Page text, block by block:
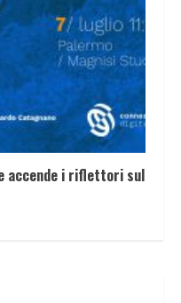
accende i riflettori sul